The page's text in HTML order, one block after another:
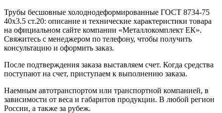
Трубы бесшовные холоднодеформированные ГОСТ 8734-75
40x3.5 ст.20: описание и технические характеристики товара
на официальном сайте компании «Металлокомплект ЕК».
Свяжитесь с менеджером по телефону, чтобы получить
консультацию и оформить заказ.
После подтверждения заказа выставляем счет. Когда средства
поступают на счет, приступаем к выполнению заказа.
Наемным автотранспортом или транспортной компанией, в
зависимости от веса и габаритов продукции. В любой регион
России, а также за рубеж.